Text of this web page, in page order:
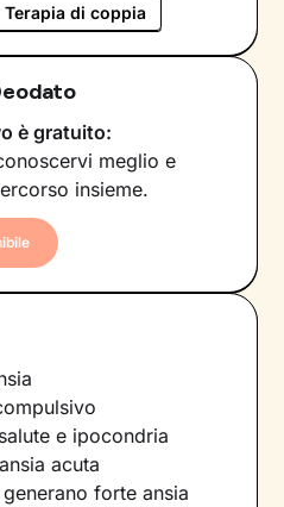
Terapia di coppia
è gratuito:
meglio e
insieme.
e ipocondria
acuta
forte ansia